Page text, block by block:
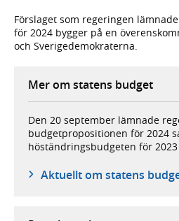
Förslaget som regeringen
för 2024 bygger på en
och Sverigedemokraterna.
Mer om statens budget
Den 20 september lämnade
budgetpropositionen för 2024
höständringsbudgeten för
Aktuellt om statens